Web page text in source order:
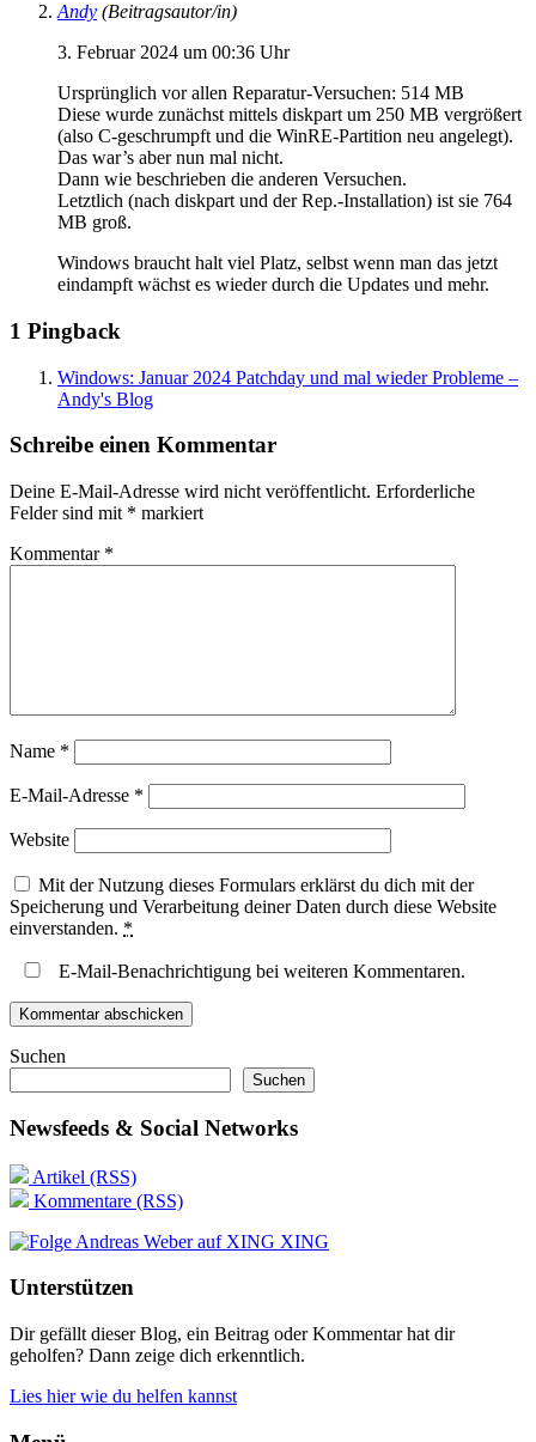
Andy (Beitragsautor/in)
3. Februar 2024 um 00:36 Uhr
Ursprünglich vor allen Reparatur-Versuchen: 514 MB
Diese wurde zunächst mittels diskpart um 250 MB vergrößert
(also C-geschrumpft und die WinRE-Partition neu angelegt).
Das war’s aber nun mal nicht.
Dann wie beschrieben die anderen Versuchen.
Letztlich (nach diskpart und der Rep.-Installation) ist sie 764
MB groß.
Windows braucht halt viel Platz, selbst wenn man das jetzt
eindampft wächst es wieder durch die Updates und mehr.
1 Pingback
Windows: Januar 2024 Patchday und mal wieder Probleme –
Andy's Blog
Schreibe einen Kommentar
Deine E-Mail-Adresse wird nicht veröffentlicht. Erforderliche
Felder sind mit * markiert
Kommentar *
Name *
E-Mail-Adresse *
Website
Mit der Nutzung dieses Formulars erklärst du dich mit der
Speicherung und Verarbeitung deiner Daten durch diese Website
einverstanden. *
E-Mail-Benachrichtigung bei weiteren Kommentaren.
Suchen
Suchen
Newsfeeds & Social Networks
Artikel (RSS)
Kommentare (RSS)
XING
Unterstützen
Dir gefällt dieser Blog, ein Beitrag oder Kommentar hat dir
geholfen? Dann zeige dich erkenntlich.
Lies hier wie du helfen kannst